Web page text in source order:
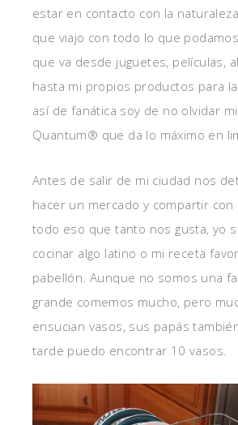
estar en contacto con la
que viajo con todo lo que
que va desde juguetes, películas,
hasta mi propios productos para
así de fanática soy de no olvidar mi
Quantum® que da lo máximo en
Antes de salir de mi ciudad nos
hacer un mercado y compartir con
todo eso que tanto nos gusta, yo
cocinar algo latino o mi receta
pabellón. Aunque no somos una
grande comemos mucho, pero
ensucian vasos, sus papás
tarde puedo encontrar 10 vasos.